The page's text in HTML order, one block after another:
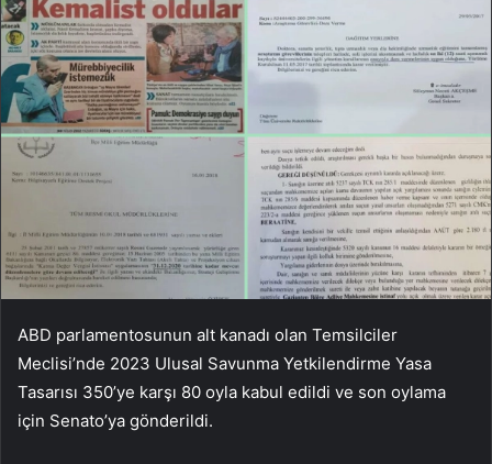
ABD parlamentosunun alt kanadı olan Temsilciler
Meclisi’nde 2023 Ulusal Savunma Yetkilendirme Yasa
Tasarısı 350’ye karşı 80 oyla kabul edildi ve son oylama
için Senato’ya gönderildi.